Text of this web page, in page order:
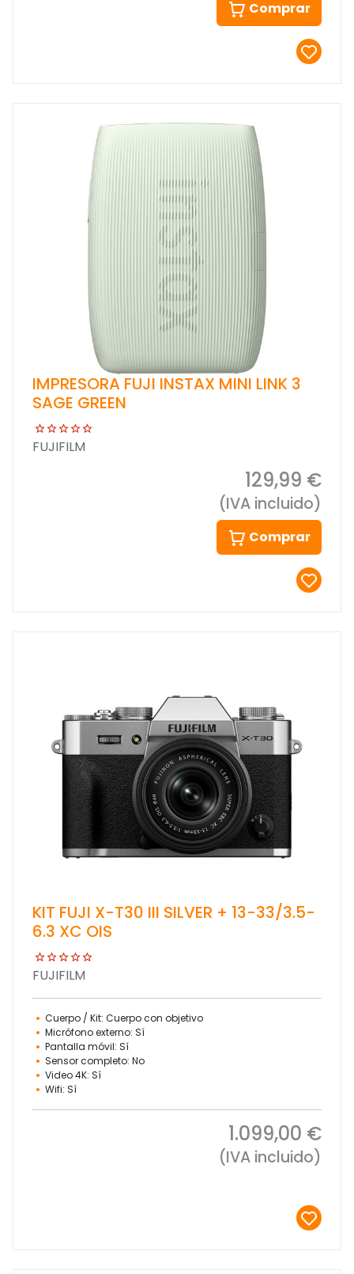
Comprar
IMPRESORA FUJI INSTAX MINI LINK 3
SAGE GREEN
FUJIFILM
129,99 €
(IVA incluido)
Comprar
KIT FUJI X-T30 III SILVER + 13-33/3.5-
6.3 XC OIS
FUJIFILM
Cuerpo / Kit: Cuerpo con objetivo
Micrófono externo: Sí
Pantalla móvil: Sí
Sensor completo: No
Video 4K: Sí
Wifi: Sí
1.099,00 €
(IVA incluido)